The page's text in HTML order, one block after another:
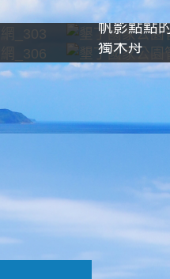
帆影點點
獨木舟